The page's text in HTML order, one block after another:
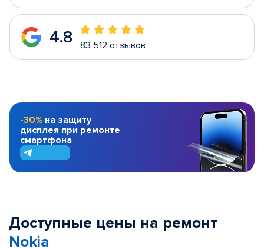
4.8 83 512 отзывов
-30% на защиту
дисплея при ремонте
смартфона
Доступные цены на ремонт
Nokia